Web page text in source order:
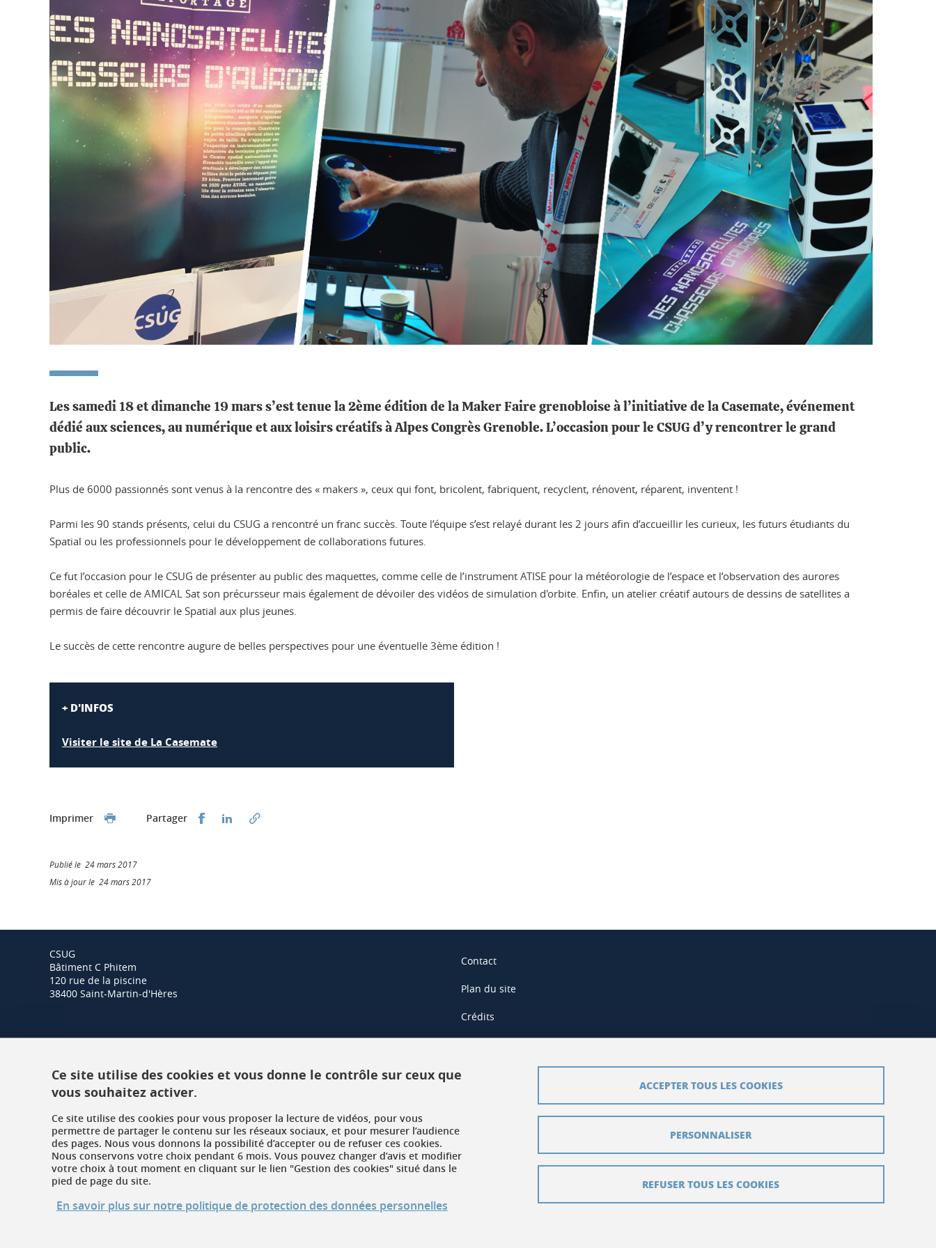
Les samedi 18 et dimanche 19 mars s’est tenue la 2ème édition de la Maker Faire grenobloise à l’initiative de la Casemate, événement
dédié aux sciences, au numérique et aux loisirs créatifs à Alpes Congrès Grenoble. L’occasion pour le CSUG d’y rencontrer le grand
public.
Plus de 6000 passionnés sont venus à la rencontre des « makers », ceux qui font, bricolent, fabriquent, recyclent, rénovent, réparent, inventent !
Parmi les 90 stands présents, celui du CSUG a rencontré un franc succès. Toute l’équipe s’est relayé durant les 2 jours afin d’accueillir les curieux, les futurs étudiants du
Spatial ou les professionnels pour le développement de collaborations futures.
Ce fut l’occasion pour le CSUG de présenter au public des maquettes, comme celle de l’instrument ATISE pour la météorologie de l’espace et l’observation des aurores
boréales et celle de AMICAL Sat son précursseur mais également de dévoiler des vidéos de simulation d'orbite. Enfin, un atelier créatif autours de dessins de satellites a
permis de faire découvrir le Spatial aux plus jeunes.
Le succès de cette rencontre augure de belles perspectives pour une éventuelle 3ème édition !
+ D'INFOS
Visiter le site de La Casemate
Imprimer Partager Partager sur Facebook
Partager sur LinkedIn
Publié le 24 mars 2017
Mis à jour le 24 mars 2017
CSUG
Bâtiment C Phitem
120 rue de la piscine
38400 Saint-Martin-d'Hères
Contact
Plan du site
Crédits
Données personnelles
Gestion des cookies
Ce site utilise des cookies et vous donne le contrôle sur ceux que
vous souhaitez activer.
Ce site utilise des cookies pour vous proposer la lecture de vidéos, pour vous
permettre de partager le contenu sur les réseaux sociaux, et pour mesurer l’audience
des pages. Nous vous donnons la possibilité d’accepter ou de refuser ces cookies.
Nous conservons votre choix pendant 6 mois. Vous pouvez changer d’avis et modifier
votre choix à tout moment en cliquant sur le lien "Gestion des cookies" situé dans le
pied de page du site.
En savoir plus sur notre politique de protection des données personnelles
ACCEPTER TOUS LES COOKIES
REFUSER TOUS LES COOKIES
PERSONNALISER